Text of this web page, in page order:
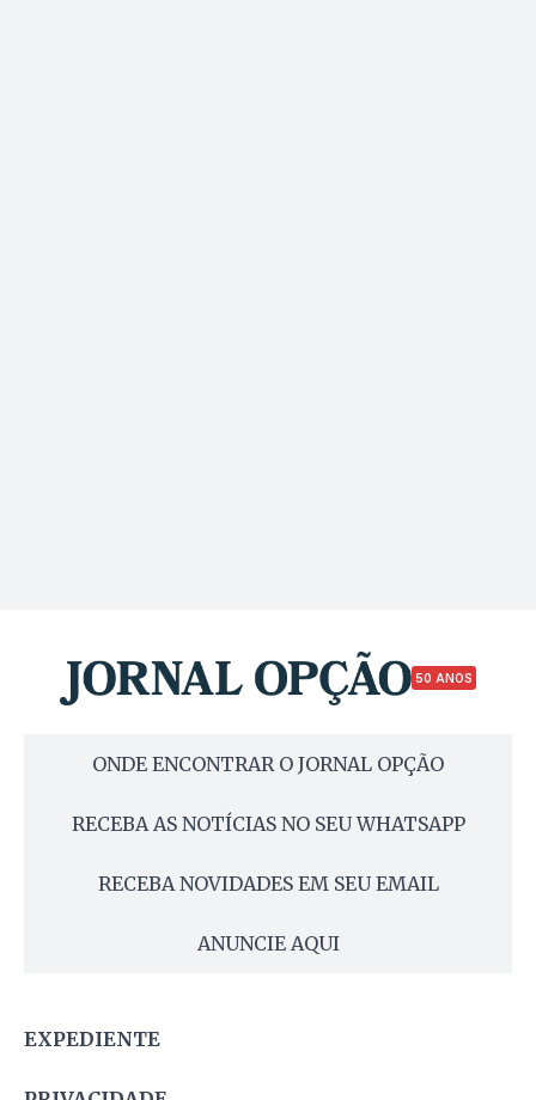
50 ANOS
ONDE ENCONTRAR O JORNAL OPÇÃO
RECEBA AS NOTÍCIAS NO SEU WHATSAPP
RECEBA NOVIDADES EM SEU EMAIL
ANUNCIE AQUI
EXPEDIENTE